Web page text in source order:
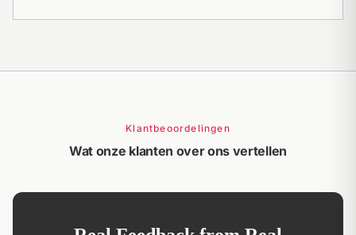
Klantbeoordelingen
Wat onze klanten over ons vertellen